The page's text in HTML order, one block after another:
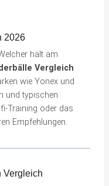
2026
hält am
Vergleich
wie Yonex und
und typischen
Training oder das
Empfehlungen.
Vergleich